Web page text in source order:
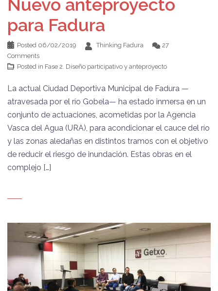
Nuevo anteproyecto
para Fadura
Posted 06/02/2019 Thinking Fadura
27
Comments
Posted in Fase 2. Diseño participativo y anteproyecto
La actual Ciudad Deportiva Municipal de Fadura —
atravesada por el río Gobela— ha estado inmersa en un
conjunto de actuaciones, acometidas por la Agencia
Vasca del Agua (URA), para acondicionar el cauce del río
y las zonas aledañas en distintos tramos con el objetivo
de reducir el riesgo de inundación. Estas obras en el
complejo […]